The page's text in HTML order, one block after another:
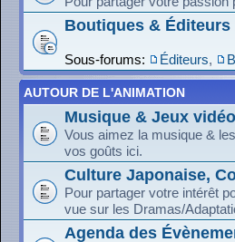
Boutiques & Éditeurs
Sous-forums: Éditeurs,
AUTOUR DE L'ANIMATION
Musique & Jeux vidéo
Vous aimez la musique &
vos goûts ici.
Culture Japonaise,
Pour partager votre intérêt
vue sur les Dramas/
Agenda des